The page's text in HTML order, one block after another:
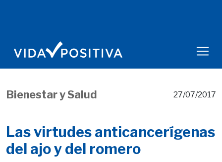
Bienestar y Salud 27/07/2017
Las virtudes anticancerígenas
del ajo y del romero